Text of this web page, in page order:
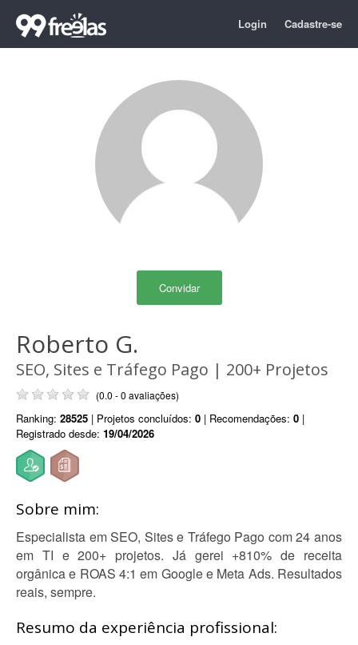
Login Cadastre-se
Convidar
Roberto G.
SEO, Sites e Tráfego Pago | 200+ Projetos
(0.0 - 0 avaliações)
Ranking: 28525 | Projetos concluídos: 0 | Recomendações: 0 |
Registrado desde: 19/04/2026
Sobre mim:
Especialista em SEO, Sites e Tráfego Pago com 24 anos
em TI e 200+ projetos. Já gerei +810% de receita
orgânica e ROAS 4:1 em Google e Meta Ads. Resultados
reais, sempre.
Resumo da experiência profissional: